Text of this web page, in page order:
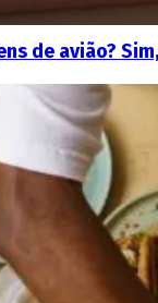
de avião?